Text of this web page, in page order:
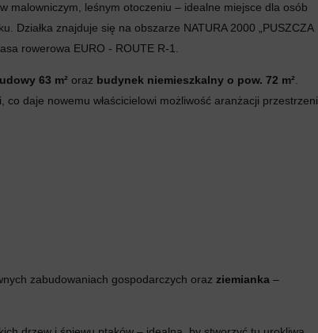
malowniczym, leśnym otoczeniu – idealne miejsce dla osób
Działka znajduje się na obszarze NATURA 2000 „PUSZCZA
rowerowa EURO - ROUTE R-1.
63 m² oraz budynek niemieszkalny o pow. 72 m²
daje nowemu właścicielowi możliwość aranżacji przestrzeni
zabudowaniach gospodarczych oraz ziemianka –